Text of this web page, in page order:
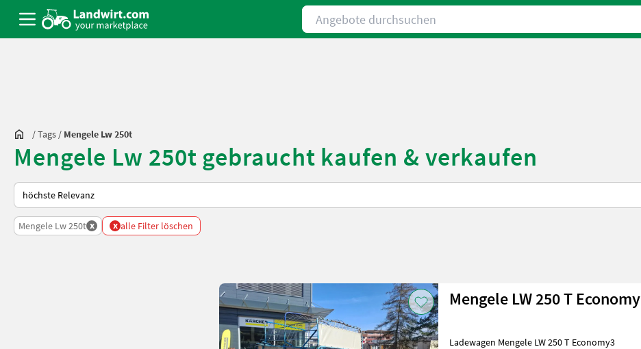
Angebote durchsuchen
/Tags / Mengele Lw 250t
Mengele Lw 250t gebraucht kaufen & verkaufen
So wird auf Landwirt.com sortiert
Mengele Lw 250t x x alle Filter löschen
Mengele LW 250 T Economy
Ladewagen Mengele LW 250 T Economy3